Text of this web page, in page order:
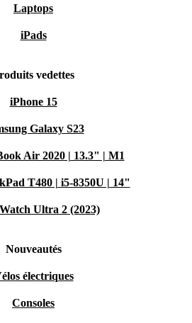
Laptops
iPads
vedettes
iPhone 15
Galaxy S23
Air 2020 | 13.3" | M1
T480 | i5-8350U | 14"
Ultra 2 (2023)
Nouveautés
électriques
Consoles